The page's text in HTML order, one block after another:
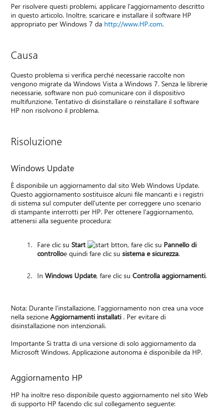
Per risolvere questi problemi, applicare l'aggiornamento descritto
in questo articolo. Inoltre, scaricare e installare il software HP
appropriato per Windows 7 da http://www.HP.com.
Causa
Questo problema si verifica perché necessarie raccolte non
vengono migrate da Windows Vista a Windows 7. Senza le librerie
necessarie, software non può comunicare con il dispositivo
multifunzione. Tentativo di disinstallare o reinstallare il software
HP non risolvono il problema.
Risoluzione
Windows Update
È disponibile un aggiornamento dal sito Web Windows Update.
Questo aggiornamento sostituisce alcuni file mancanti e i registri
di sistema sul computer dell'utente per correggere uno scenario
di stampante interrotti per HP. Per ottenere l'aggiornamento,
attenersi alla seguente procedura:
Fare clic suStart , fare clic su Pannello di
controlloe quindi fare clic susistema e sicurezza.
InWindows Update, fare clic suControlla aggiornamenti.
Nota: Durante l'installazione, l'aggiornamento non crea una voce
nella sezioneAggiornamenti installati . Per evitare di
disinstallazione non intenzionali.
Importante Si tratta di una versione di solo aggiornamento da
Microsoft Windows. Applicazione autonoma è disponibile da HP.
Aggiornamento HP
HP ha inoltre reso disponibile questo aggiornamento nel sito Web
di supporto HP facendo clic sul collegamento seguente: